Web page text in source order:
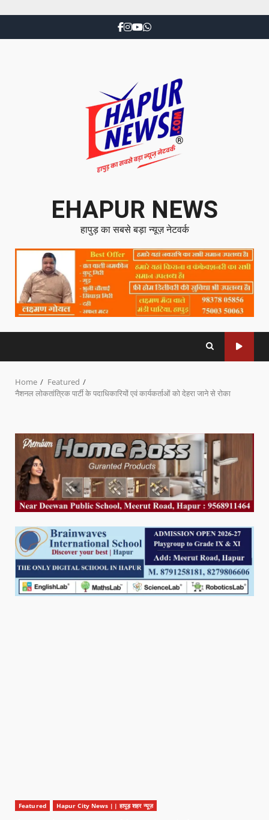
EHAPUR NEWS
हापुड़ का सबसे बड़ा न्यूज़ नेटवर्क
Home
Featured
नैशनल लोकतांत्रिक पार्टी के पदाधिकारियों एवं कार्यकर्ताओं को देहरा जाने से रोका
Featured Hapur City News || हापुड़ शहर न्यूज़